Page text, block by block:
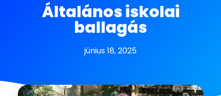
Általános iskolai
ballagás
június 18, 2025